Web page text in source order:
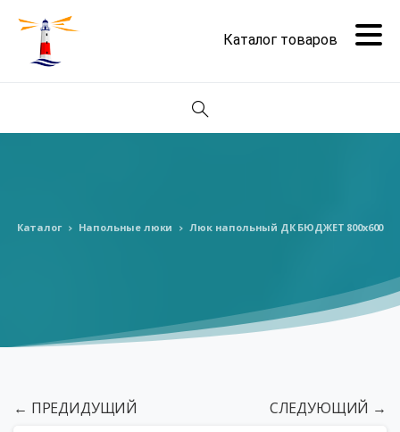
Поиск
Каталог Напольные люки Люк напольный ДК БЮДЖЕТ 800х600
← ПРЕДИДУЩИЙ СЛЕДУЮЩИЙ →